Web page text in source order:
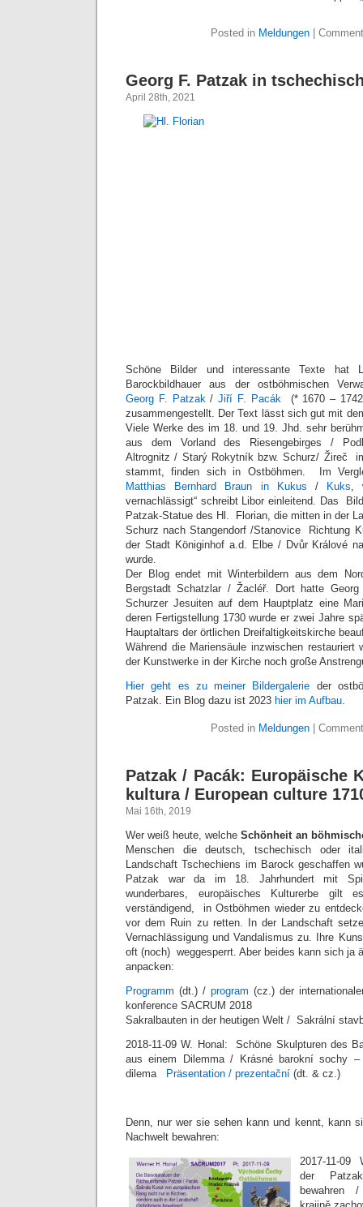
Posted in Meldungen
Georg F. Patzak in
April 28th, 2021
Schöne Bilder und interessante Texte hat
Barockbildhauer aus der ostböhmischen
Georg F. Patzak/Jiří F. Pacák
(* 1670 –
zusammengestellt. Der Text lässt sich gut mit
Viele Werke des im 18. und 19. Jhd. sehr
aus dem Vorland des Riesengebirges /
Altrognitz / Starý Rokytník bzw. Schurz/ Žireč
stammt, finden sich in Ostböhmen. Im
Matthias Bernhard Braun in Kukus / Kuks,
vernachlässigt“ schreibt Libor einleitend. Das
Patzak-Statue des Hl. Florian, die mitten in der
Schurz nach Stangendorf /Stanovice Richtung
der Stadt Königinhof a.d. Elbe / Dvůr Králové
wurde.
Der Blog endet mit Winterbildern aus dem
Bergstadt Schatzlar / Žacléř. Dort hatte
Schurzer Jesuiten auf dem Hauptplatz eine
deren Fertigstellung 1730 wurde er zwei Jahre
Hauptaltars der örtlichen Dreifaltigkeitskirche
Während die Mariensäule inzwischen restauriert
der Kunstwerke in der Kirche noch große
Hier geht es zu meiner Bildergalerie der
Patzak. Ein Blog dazu ist 2023 hier im Aufbau.
Posted in Meldungen
Patzak / Pacák: Europäische
kultura / European culture
Mai 16th, 2019
Wer weiß heute, welcheSchönheit an
Menschen die deutsch, tschechisch oder
Landschaft Tschechiens im Barock geschaffen
Patzak war da im 18. Jahrhundert mit
wunderbares, europäisches Kulturerbe gilt
verständigend, in Ostböhmen wieder zu
vor dem Ruin zu retten. In der Landschaft
Vernachlässigung und Vandalismus zu. Ihre
oft (noch) weggesperrt. Aber beides kann sich ja
anpacken:
Programm (dt.) / program (cz.) der
konference SACRUM 2018
Sakralbauten in der heutigen Welt / Sakrální
2018-11-09 W. Honal: Schöne Skulpturen des
aus einem Dilemma / Krásné barokní sochy
dilema
Präsentation / prezentační (dt. & cz.)
Denn, nur wer sie sehen kann und kennt, kann
Nachwelt bewahren:
2017-11-09
der
bewahren /